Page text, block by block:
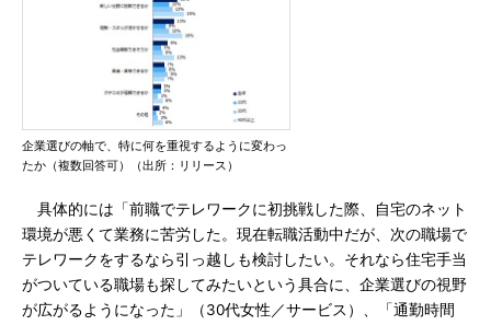
企業選びの軸で、特に何を重視するように変わっ
たか（複数回答可）（出所：リリース）
具体的には「前職でテレワークに初挑戦した際、自宅のネット
環境が悪くて業務に苦労した。現在転職活動中だが、次の職場で
テレワークをするなら引っ越しも検討したい。それなら住宅手当
がついている職場も探してみたいという具合に、企業選びの視野
が広がるようになった」（30代女性／サービス）、「通勤時間